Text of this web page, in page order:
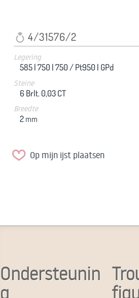
4/31576/2
Legering
585 |750 |750 / Pt950 | GPd
Steine
6 Brlt. 0,03 CT
Breedte
2 mm
Op mijn ijst plaatsen
Ondersteunin
g